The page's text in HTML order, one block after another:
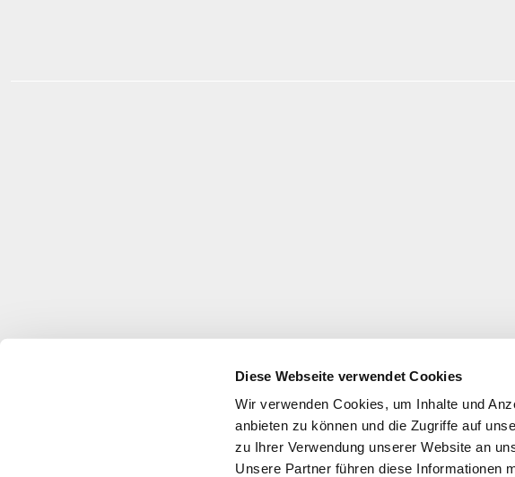
Diese Webseite verwendet Cookies
Wir verwenden Cookies, um Inhalte und
anbieten zu können und die Zugriffe auf
zu Ihrer Verwendung unserer Website an
Unsere Partner führen diese Informationen